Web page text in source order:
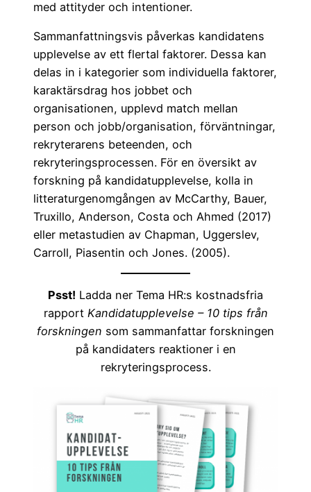
med attityder och intentioner.
Sammanfattningsvis påverkas kandidatens
upplevelse av ett flertal faktorer. Dessa kan
delas in i kategorier som individuella faktorer,
karaktärsdrag hos jobbet och
organisationen, upplevd match mellan
person och jobb/organisation, förväntningar,
rekryterarens beteenden, och
rekryteringsprocessen. För en översikt av
forskning på kandidatupplevelse, kolla in
litteraturgenomgången av McCarthy, Bauer,
Truxillo, Anderson, Costa och Ahmed (2017)
eller metastudien av Chapman, Uggerslev,
Carroll, Piasentin och Jones. (2005).
Psst! Ladda ner Tema HR:s kostnadsfria
rapport Kandidatupplevelse – 10 tips från
forskningen som sammanfattar forskningen
på kandidaters reaktioner i en
rekryteringsprocess.